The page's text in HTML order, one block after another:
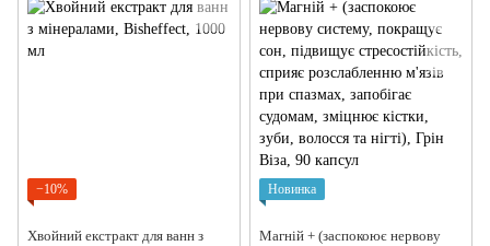
організму), Грін Віза, 60 капсул
−10%
Хвойний екстракт для ванн з
Новинка
Магній + (заспокоює нервову